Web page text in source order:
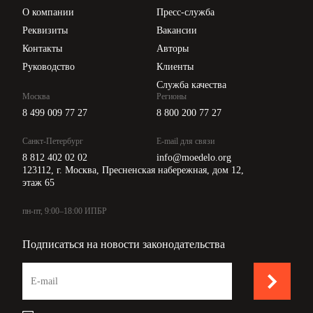
О компании
Реквизиты
Контакты
Руководство
Пресс-служба
Вакансии
Авторы
Клиенты
Служба качества
Москва
8 499 009 77 27
Санкт-Петербург
8 812 402 02 02
Регионы
8 800 200 77 27
E-mail для связи
info@moedelo.org
123112, г. Москва, Пресненская набережная, дом 12,
этаж 65
пн-пт, 9:00–18:00 ИПБР
Подписаться на новости законодательства